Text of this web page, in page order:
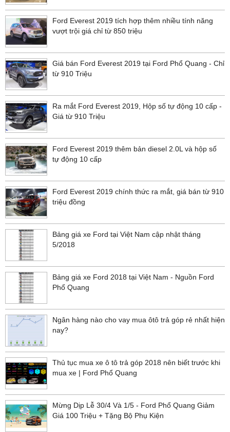
Ford Everest 2019 tích hợp thêm nhiều tính năng
vượt trội giá chỉ từ 850 triệu
Giá bán Ford Everest 2019 tại Ford Phổ Quang - Chỉ
từ 910 Triệu
Ra mắt Ford Everest 2019, Hộp số tự động 10 cấp -
Giá từ 910 Triệu
Ford Everest 2019 thêm bản diesel 2.0L và hộp số
tự động 10 cấp
Ford Everest 2019 chính thức ra mắt, giá bán từ 910
triệu đồng
Bảng giá xe Ford tại Việt Nam cập nhật tháng
5/2018
Bảng giá xe Ford 2018 tại Việt Nam - Nguồn Ford
Phổ Quang
Ngân hàng nào cho vay mua ôtô trả góp rẻ nhất hiện
nay?
Thủ tục mua xe ô tô trả góp 2018 nên biết trước khi
mua xe | Ford Phổ Quang
Mừng Dịp Lễ 30/4 Và 1/5 - Ford Phổ Quang Giảm
Giá 100 Triệu + Tặng Bộ Phụ Kiện